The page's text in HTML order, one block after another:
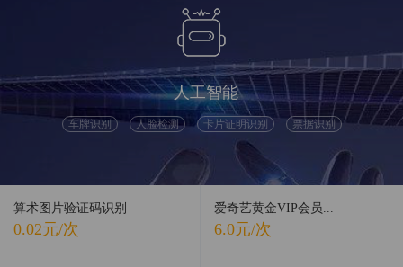
人工智能
车牌识别 人脸检测 卡片证明识别 票据识别
算术图片验证码识别
0.02元/次
爱奇艺黄金VIP会员...
6.0元/次